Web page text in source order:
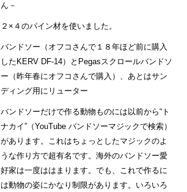
ん－
２×４のパイン材を使いました。
バンドソー（オフコさんで１８年ほど前に購入
したKERV DF-14）とPegasスクロールバンドソ
ー（昨年春にオフコさんで購入）、あとはサン
ディング用にリューター
バンドソーだけで作る動物ものには以前から“ト
ナカイ”（YouTube バンドソーマジックで検索）
があります。これはちょっとしたマジックのよ
うな作り方で超有名です。海外のバンドソー愛
好家は一度ははまります。でも、これで作るに
は動物の姿にかなり制限があります。いろいろ